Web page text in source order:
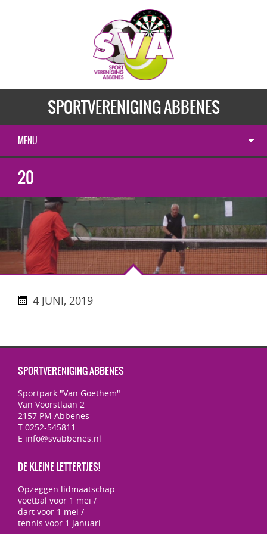
SPORTVERENIGING ABBENES
MENU
20
4 JUNI, 2019
SPORTVERENIGING ABBENES
Sportpark "Van Goethem"
Van Voorstlaan 2
2157 PM Abbenes
T 0252-545811
E info@svabbenes.nl
DE KLEINE LETTERTJES!
Opzeggen lidmaatschap
voetbal voor 1 mei /
dart voor 1 mei /
tennis voor 1 januari.